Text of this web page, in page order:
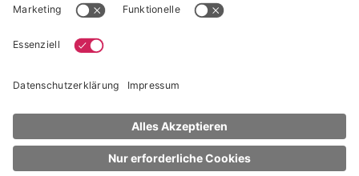
Armani
* unverbindliche Preisempfehlung der Verbundgruppe beauty alliance
NACH OBEN